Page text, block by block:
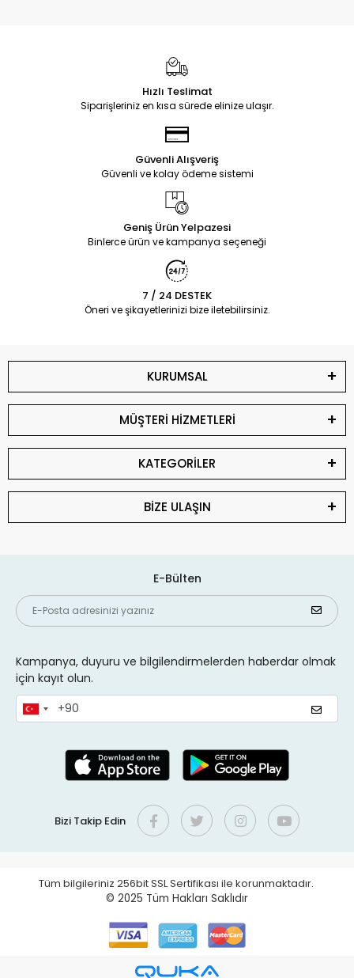
Hızlı Teslimat
Siparişleriniz en kısa sürede elinize ulaşır.
Güvenli Alışveriş
Güvenli ve kolay ödeme sistemi
Geniş Ürün Yelpazesi
Binlerce ürün ve kampanya seçeneği
7 / 24 DESTEK
Öneri ve şikayetlerinizi bize iletebilirsiniz.
KURUMSAL
MÜŞTERİ HİZMETLERİ
KATEGORİLER
BİZE ULAŞIN
E-Bülten
Kampanya, duyuru ve bilgilendirmelerden haberdar olmak
için kayıt olun.
Bizi Takip Edin
Tüm bilgileriniz 256bit SSL Sertifikası ile korunmaktadır.
© 2025 Tüm Hakları Saklıdır